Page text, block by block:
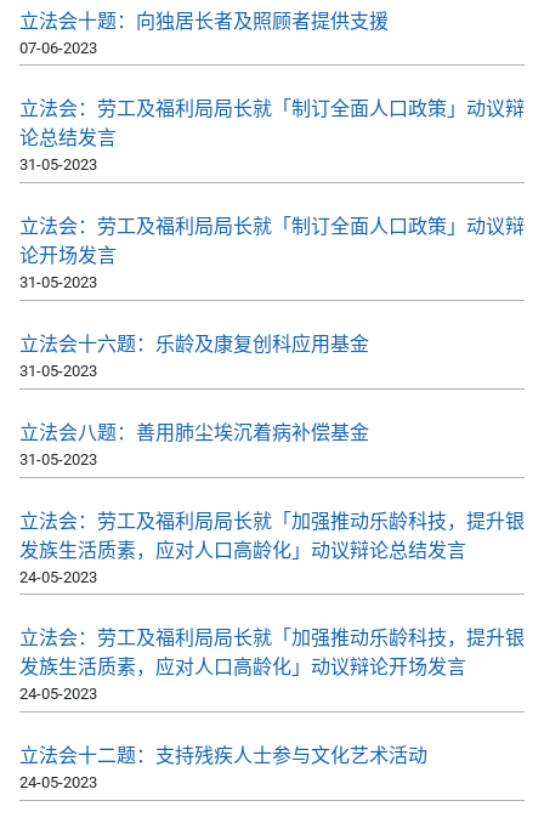
立法会十题：向独居长者及照顾者提供支援
07-06-2023
​立法会：劳工及福利局局长就「制订全面人口政策」动议辩
论总结发言
31-05-2023
​立法会：劳工及福利局局长就「制订全面人口政策」动议辩
论开场发言
31-05-2023
​立法会十六题：乐龄及康复创科应用基金
31-05-2023
​立法会八题：善用肺尘埃沉着病补偿基金
31-05-2023
立法会：劳工及福利局局长就「加强推动乐龄科技，提升银
发族生活质素，应对人口高龄化」动议辩论总结发言
24-05-2023
立法会：劳工及福利局局长就「加强推动乐龄科技，提升银
发族生活质素，应对人口高龄化」动议辩论开场发言
24-05-2023
立法会十二题：支持残疾人士参与文化艺术活动
24-05-2023